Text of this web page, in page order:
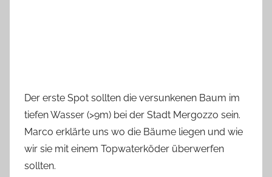
Der erste Spot sollten die versunkenen Baum im
tiefen Wasser (>9m) bei der Stadt Mergozzo sein.
Marco erklärte uns wo die Bäume liegen und wie
wir sie mit einem Topwaterköder überwerfen
sollten.